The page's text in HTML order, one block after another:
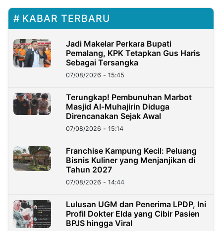
KABAR TERBARU
Jadi Makelar Perkara Bupati
Pemalang, KPK Tetapkan Gus Haris
Sebagai Tersangka
07/08/2026 - 15:45
Terungkap! Pembunuhan Marbot
Masjid Al-Muhajirin Diduga
Direncanakan Sejak Awal
07/08/2026 - 15:14
Franchise Kampung Kecil: Peluang
Bisnis Kuliner yang Menjanjikan di
Tahun 2027
07/08/2026 - 14:44
Lulusan UGM dan Penerima LPDP, Ini
Profil Dokter Elda yang Cibir Pasien
BPJS hingga Viral